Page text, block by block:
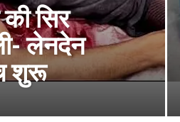
सिर
लेनदेन
शुरू